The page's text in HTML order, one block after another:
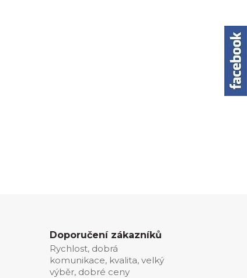
Doporučení zákazníků
Rychlost, dobrá
komunikace, kvalita, velký
výběr, dobré ceny